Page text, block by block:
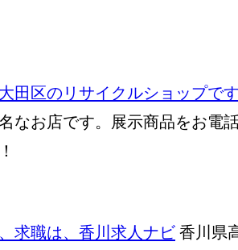
田区のリサイクルショップで
なお店です。展示商品をお電
求職は、香川求人ナビ 香川県